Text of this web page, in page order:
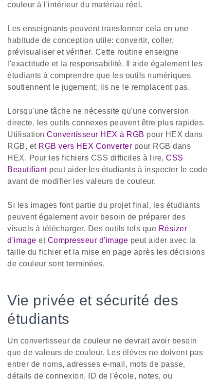
couleur à l'intérieur du matériau réel.
Les enseignants peuvent transformer cela en une
habitude de conception utile: convertir, coller,
prévisualiser et vérifier. Cette routine enseigne
l'exactitude et la responsabilité. Il aide également les
étudiants à comprendre que les outils numériques
soutiennent le jugement; ils ne le remplacent pas.
Lorsqu'une tâche ne nécessite qu'une conversion
directe, les outils connexes peuvent être plus rapides.
Utilisation Convertisseur HEX à RGB pour HEX dans
RGB, et RGB vers HEX Converter pour RGB dans
HEX. Pour les fichiers CSS difficiles à lire, CSS
Beautifiantpeut aider les étudiants à inspecter le code
avant de modifier les valeurs de couleur.
Si les images font partie du projet final, les étudiants
peuvent également avoir besoin de préparer des
visuels à télécharger. Des outils tels que Résizer
d'image et Compresseur d'image peut aider avec la
taille du fichier et la mise en page après les décisions
de couleur sont terminées.
Vie privée et sécurité des
étudiants
Un convertisseur de couleur ne devrait avoir besoin
que de valeurs de couleur. Les élèves ne doivent pas
entrer de noms, adresses e-mail, mots de passe,
détails de connexion, ID de l'école, notes, ou